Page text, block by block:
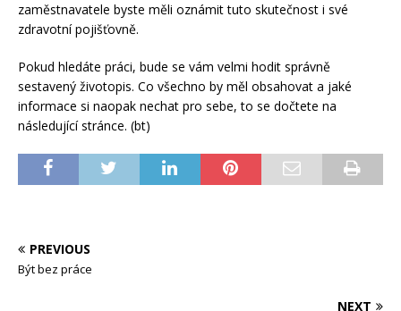
zaměstnavatele byste měli oznámit tuto skutečnost i své
zdravotní pojišťovně.
Pokud hledáte práci, bude se vám velmi hodit správně
sestavený životopis. Co všechno by měl obsahovat a jaké
informace si naopak nechat pro sebe, to se dočtete na
následující stránce. (bt)
PREVIOUS
Být bez práce
NEXT